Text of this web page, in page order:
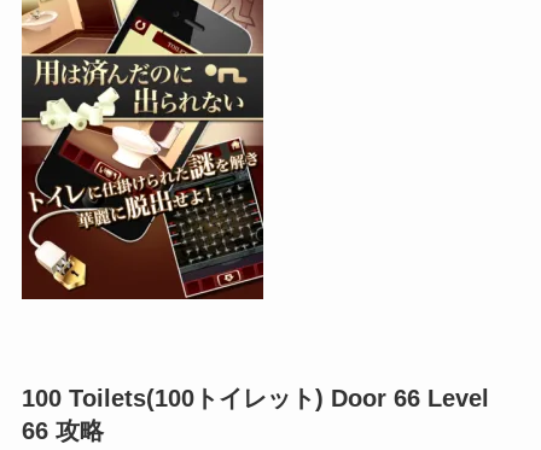
100 Toilets(100トイレット) Door 66 Level
66 攻略